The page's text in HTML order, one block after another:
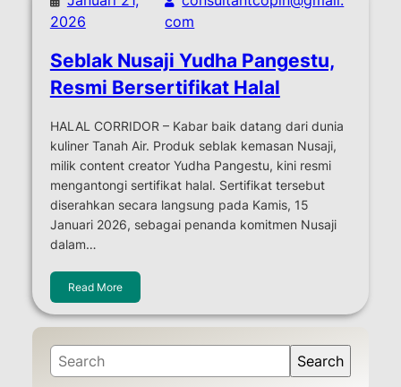
2026
com
Seblak Nusaji Yudha Pangestu,
Resmi Bersertifikat Halal
HALAL CORRIDOR – Kabar baik datang dari dunia
kuliner Tanah Air. Produk seblak kemasan Nusaji,
milik content creator Yudha Pangestu, kini resmi
mengantongi sertifikat halal. Sertifikat tersebut
diserahkan secara langsung pada Kamis, 15
Januari 2026, sebagai penanda komitmen Nusaji
dalam…
Read More
S
e
Search